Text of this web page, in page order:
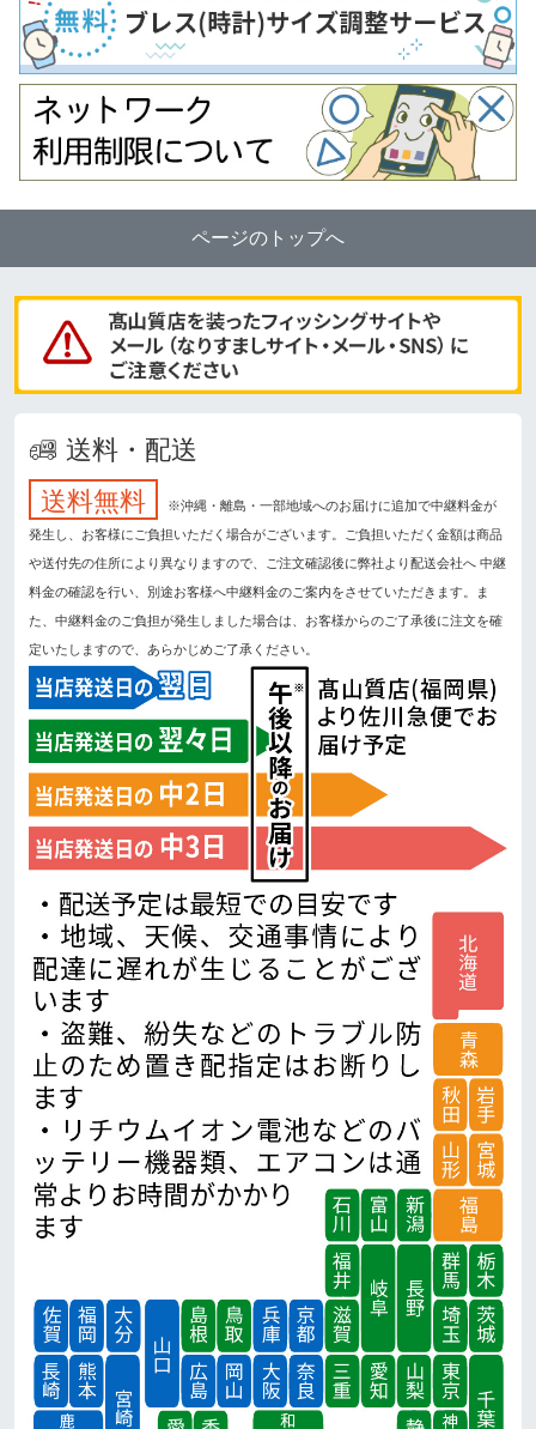
ページのトップへ
送料・配送
送料無料
※沖縄・離島・一部地域へのお届けに追加で中継料金が
発生し、お客様にご負担いただく場合がございます。ご負担いただく金額は商品
や送付先の住所により異なりますので、ご注文確認後に弊社より配送会社へ 中継
料金の確認を行い、別途お客様へ中継料金のご案内をさせていただきます。ま
た、中継料金のご負担が発生しました場合は、お客様からのご了承後に注文を確
定いたしますので、あらかじめご了承ください。